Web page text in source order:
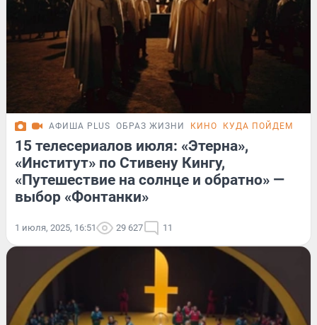
АФИША PLUS ОБРАЗ ЖИЗНИ КИНО КУДА ПОЙДЕМ
15 телесериалов июля: «Этерна»,
«Институт» по Стивену Кингу,
«Путешествие на солнце и обратно» —
выбор «Фонтанки»
1 июля, 2025, 16:51 29 627 11